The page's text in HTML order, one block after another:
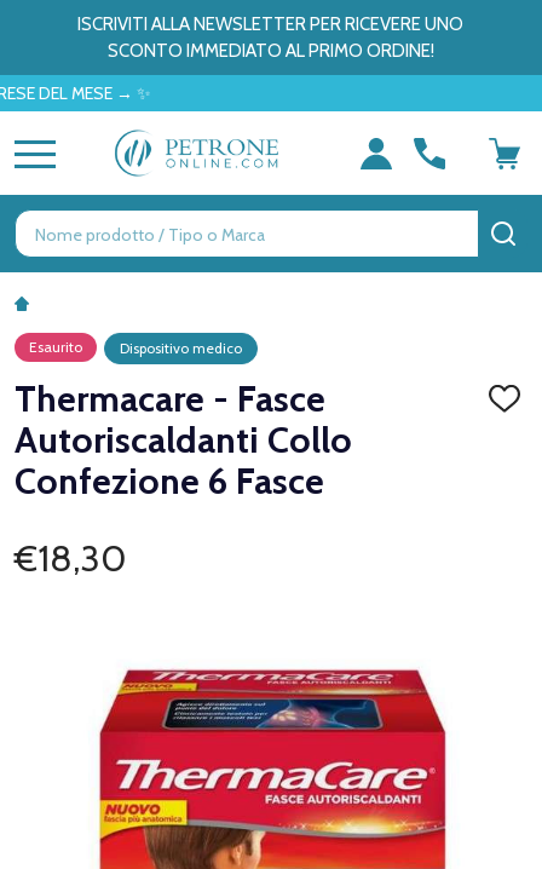
ISCRIVITI ALLA NEWSLETTER PER RICEVERE UNO
SCONTO IMMEDIATO AL PRIMO ORDINE!
MESE → ✨
Ricerca
Esaurito Dispositivo medico
Thermacare - Fasce
Autoriscaldanti Collo
Confezione 6 Fasce
€18,30